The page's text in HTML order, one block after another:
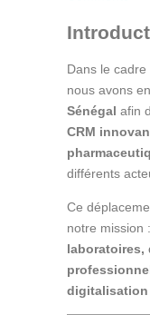
Dans le cadre
nous avons
Sénégal afin
CRM
différents
Ce
notre mission :
laboratoires,